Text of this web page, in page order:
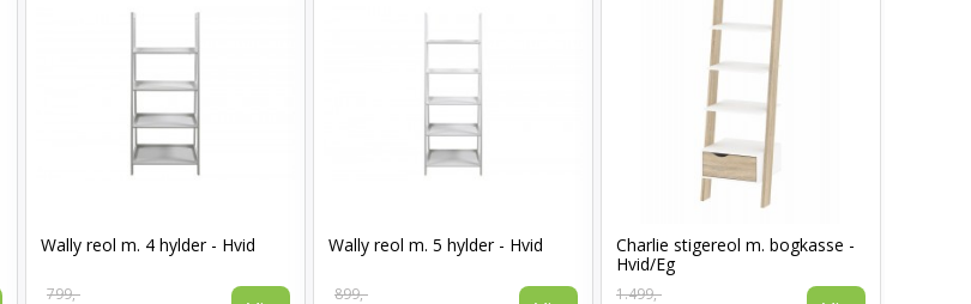
Wally reol m. 4 hylder - Hvid
799,-
Wally reol m. 5 hylder - Hvid
899,-
Charlie stigereol m. bogkasse -
Hvid/Eg
1.499,-